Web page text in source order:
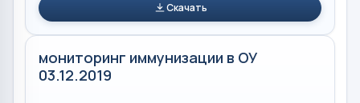
Скачать
мониторинг иммунизации в ОУ
03.12.2019